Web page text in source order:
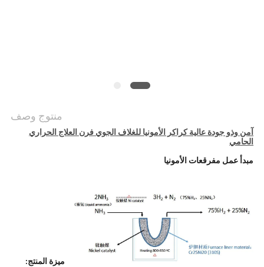
منتوج وصف
آمن وذو جودة عالية كراكر الأمونيا للغلاف الجوي فرن العلاج الحراري
الحامي
مبدأ عمل مفرقعات الأمونيا
ميزة المنتج: